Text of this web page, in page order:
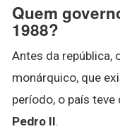
Quem
1988?
Antes da república,
monárquico, que
período, o país
Pedro II.